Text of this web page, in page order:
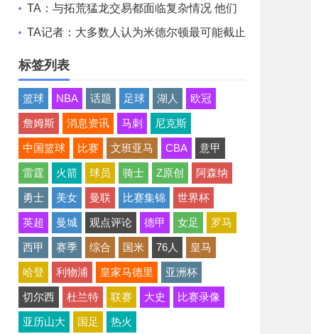
跃 他们愿意接手大合同
TA：与拓荒猛龙交易都面临复杂情况 他们
想清薪资空间且提高战力
TA记者：大多数人认为米德尔顿最可能截止
日后留队 成为买断候选
标签列表
篮球 NBA 话题 足球 湖人 欧冠
詹姆斯 消息资讯 马刺 尼克斯
中国篮球 比赛 文班亚马 CBA 意甲
雷霆 火箭 球员 骑士 Z原创 阿森纳
勇士 美女 曼联 比赛集锦 世界杯
英超 曼城 观点评论 德甲 女足 罗马
西甲 赛季 综合 国米 76人 皇马
哈登 利物浦 皇家马德里 亚洲杯
切尔西 杜兰特 联赛 大史 比赛录像
亚历山大 国足 热火